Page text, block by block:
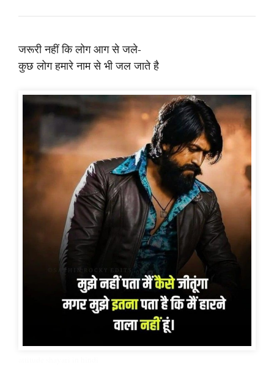
जरूरी नहीं कि लोग आग से जले-
कुछ लोग हमारे नाम से भी जल जाते है